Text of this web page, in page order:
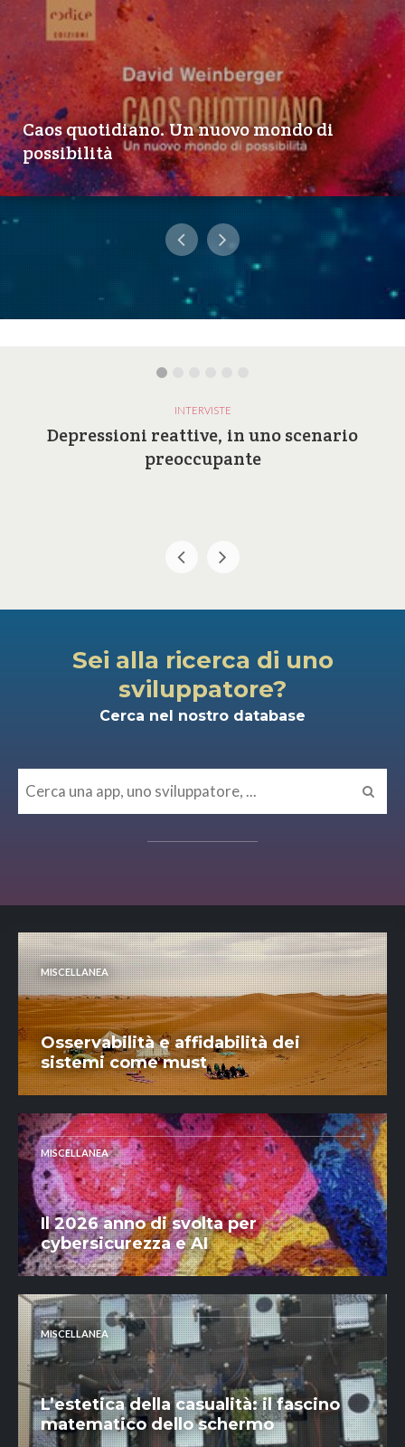
Caos quotidiano. Un nuovo mondo di
possibilità
INTERVISTE
Depressioni reattive, in uno scenario
preoccupante
Sei alla ricerca di uno
sviluppatore?
Cerca nel nostro database
MISCELLANEA
Osservabilità e affidabilità dei
sistemi come must
MISCELLANEA
Il 2026 anno di svolta per
cybersicurezza e AI
MISCELLANEA
L’estetica della casualità: il fascino
matematico dello schermo